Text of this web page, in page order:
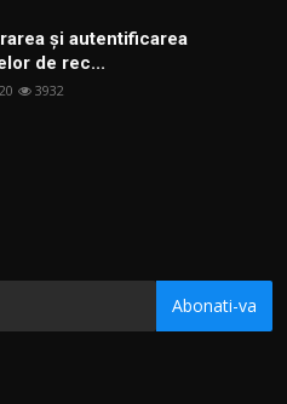
și autentificarea
de rec...
3932
Abonati-va